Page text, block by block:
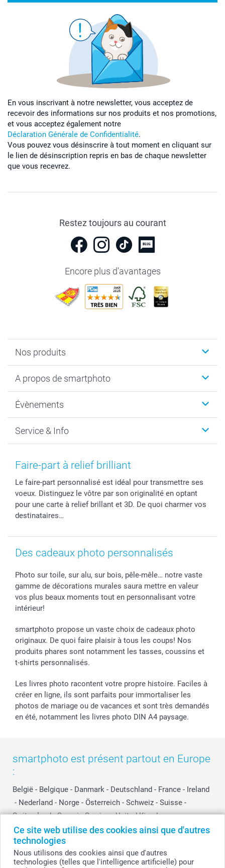
Ce site web utilise des cookies ainsi que d'autres
technologies
Nous utilisons des cookies ainsi que d'autres
technologies (telles que l'intelligence artificielle) pour
En vous inscrivant à notre newsletter, vous acceptez de
recevoir des informations sur nos produits et nos promotions,
et vous acceptez également notre
Déclaration Générale de Confidentialité.
Vous pouvez vous désinscrire à tout moment en cliquant sur
le lien de désinscription repris en bas de chaque newsletter
que vous recevrez.
Restez toujours au courant
Encore plus d'avantages
Nos produits
Cadeaux photo
MyNameBook
Développement photo & Tirage photo
Cadres photo & accessoires déco
Stickers & Etiquettes
Chèque Cadeau
A propos de smartphoto
Durabilité
Gestion des cookies
Mentions Légales
Affiliation
Investor Relations
B2B smartbusiness
Évènements
Nouvel An
Fête des Mères
Confirmation ou communion
Fête d'anniversaire
Tous les évènements
Service & Info
Tarifs et frais de livraison
Livraison en 48 heures
Modes de Paiement
Identifiez-vous
Statut de ma commande
smarfriends
smartbonus
Faire-part à relief brilliant
Le faire-part personnalisé est idéal pour transmettre ses
voeux. Distinguez le vôtre par son originalité en optant
pour une carte à relief brillant et 3D. De quoi charmer vos
destinataires…
Des cadeaux photo personnalisés
Photo sur toile, sur alu, sur bois, pêle-mêle… notre vaste
gamme de décorations murales saura mettre en valeur
vos plus beaux moments tout en personnalisant votre
intérieur!
smartphoto propose un vaste choix de cadeaux photo
originaux. De quoi faire plaisir à tous les coups! Nos
produits phares sont notamment les tasses, coussins et
t-shirts personnalisés.
Les livres photo racontent votre propre histoire. Faciles à
créer en ligne, ils sont parfaits pour immortaliser les
photos de mariage ou de vacances et sont très demandés
en été, notamment les livres photo DIN A4 paysage.
smartphoto est présent partout en Europe
:
België - Belgique - Danmark - Deutschland - France - Ireland
- Nederland - Norge - Österreich - Schweiz - Suisse -
Switzerland - Suomi - Sverige - United Kingdom -
Other Countries
Tous les prix sont en francs suisses (CHF), TVA incluse et hors frais de port.